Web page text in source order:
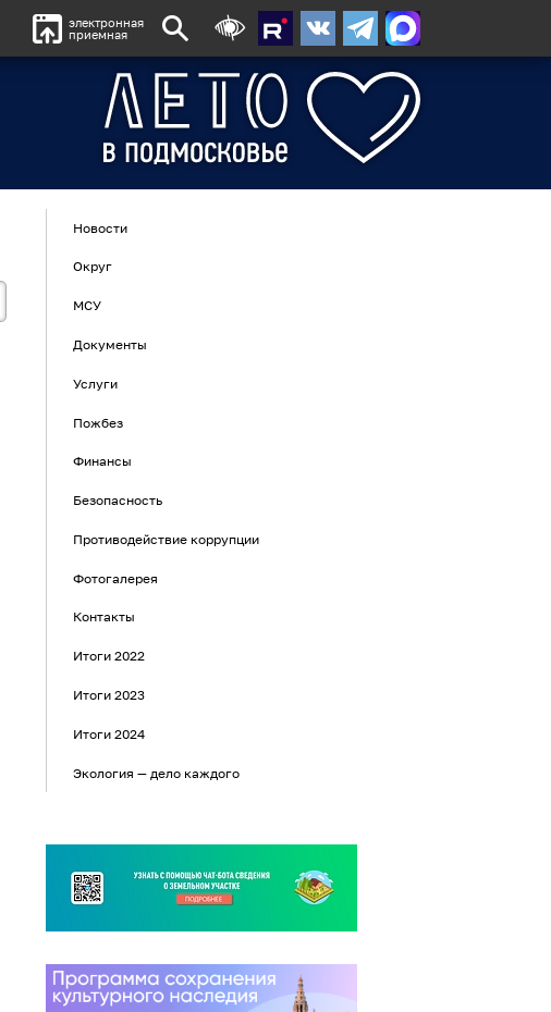
электронная
приемная
Новости
Округ
МСУ
Документы
Услуги
Пожбез
Финансы
Безопасность
Противодействие коррупции
Фотогалерея
Контакты
Итоги 2022
Итоги 2023
Итоги 2024
Экология — дело каждого